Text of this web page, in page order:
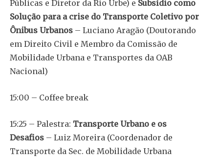
Públicas e Diretor da Rio Urbe) e Subsídio como
Solução para a crise do Transporte Coletivo por
Ônibus Urbanos – Luciano Aragão (Doutorando
em Direito Civil e Membro da Comissão de
Mobilidade Urbana e Transportes da OAB
Nacional)
15:00 – Coffee break
15:25 – Palestra: Transporte Urbano e os
Desafios – Luiz Moreira (Coordenador de
Transporte da Sec. de Mobilidade Urbana